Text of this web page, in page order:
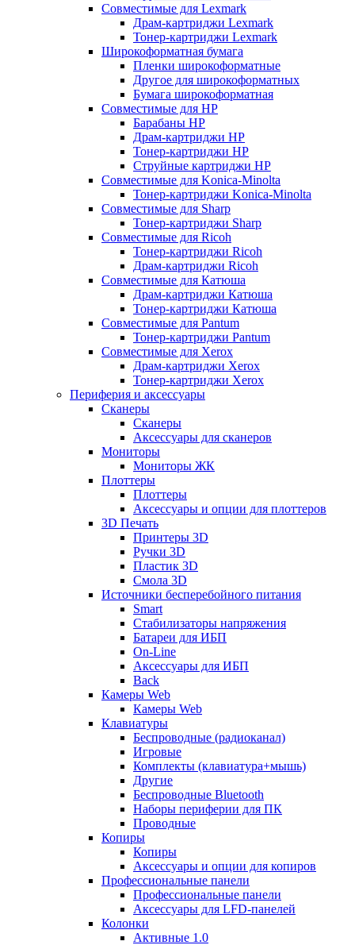
Совместимые для Lexmark
Драм-картриджи Lexmark
Тонер-картриджи Lexmark
Широкоформатная бумага
Пленки широкоформатные
Другое для широкоформатных
Бумага широкоформатная
Совместимые для HP
Барабаны HP
Драм-картриджи HP
Тонер-картриджи HP
Струйные картриджи HP
Совместимые для Konica-Minolta
Тонер-картриджи Konica-Minolta
Совместимые для Sharp
Тонер-картриджи Sharp
Совместимые для Ricoh
Тонер-картриджи Ricoh
Драм-картриджи Ricoh
Совместимые для Катюша
Драм-картриджи Катюша
Тонер-картриджи Катюша
Совместимые для Pantum
Тонер-картриджи Pantum
Совместимые для Xerox
Драм-картриджи Xerox
Тонер-картриджи Xerox
Периферия и аксессуары
Сканеры
Сканеры
Аксессуары для сканеров
Мониторы
Мониторы ЖК
Плоттеры
Плоттеры
Аксессуары и опции для плоттеров
3D Печать
Принтеры 3D
Ручки 3D
Пластик 3D
Смола 3D
Источники бесперебойного питания
Smart
Стабилизаторы напряжения
Батареи для ИБП
On-Line
Аксессуары для ИБП
Back
Камеры Web
Камеры Web
Клавиатуры
Беспроводные (радиоканал)
Игровые
Комплекты (клавиатура+мышь)
Другие
Беспроводные Bluetooth
Наборы периферии для ПК
Проводные
Копиры
Копиры
Аксессуары и опции для копиров
Профессиональные панели
Профессиональные панели
Аксессуары для LFD-панелей
Колонки
Активные 1.0